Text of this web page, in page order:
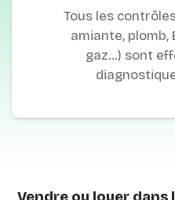
Tous les
amiante, plomb,
gaz…) sont